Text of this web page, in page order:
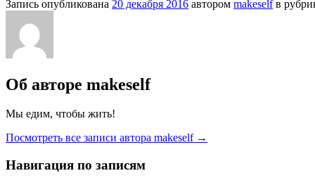
Запись опубликована 20 декабря 2016 автором makeselfв
Об авторе makeself
Мы едим, чтобы жить!
Посмотреть все записи автора makeself →
Навигация по записям